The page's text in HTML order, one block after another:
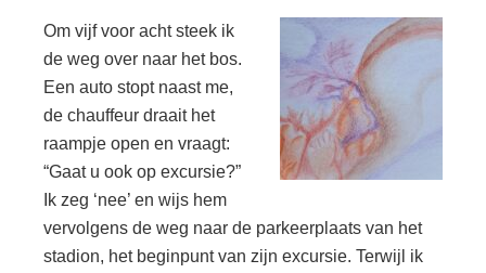
Om vijf voor acht steek ik
de weg over naar het bos.
Een auto stopt naast me,
de chauffeur draait het
raampje open en vraagt:
“Gaat u ook op excursie?”
Ik zeg ‘nee’ en wijs hem
vervolgens de weg naar de parkeerplaats van het
stadion, het beginpunt van zijn excursie. Terwijl ik